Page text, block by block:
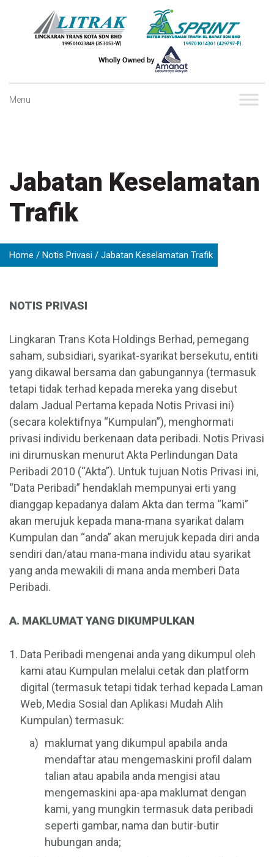
Menu
Jabatan Keselamatan
Trafik
Home Notis Privasi Jabatan Keselamatan Trafik
NOTIS PRIVASI
Lingkaran Trans Kota Holdings Berhad, pemegang
saham, subsidiari, syarikat-syarikat bersekutu, entiti
yang dikawal bersama dan gabungannya (termasuk
tetapi tidak terhad kepada mereka yang disebut
dalam Jadual Pertama kepada Notis Privasi ini)
(secara kolektifnya “Kumpulan”), menghormati
privasi individu berkenaan data peribadi. Notis Privasi
ini dirumuskan menurut Akta Perlindungan Data
Peribadi 2010 (“Akta”). Untuk tujuan Notis Privasi ini,
“Data Peribadi” hendaklah mempunyai erti yang
dianggap kepadanya dalam Akta dan terma “kami”
akan merujuk kepada mana-mana syarikat dalam
Kumpulan dan “anda” akan merujuk kepada diri anda
sendiri dan/atau mana-mana individu atau syarikat
yang anda mewakili di mana anda memberi Data
Peribadi.
A. MAKLUMAT YANG DIKUMPULKAN
Data Peribadi mengenai anda yang dikumpul oleh
kami atau Kumpulan melalui cetak dan platform
digital (termasuk tetapi tidak terhad kepada Laman
Web, Media Sosial dan Aplikasi Mudah Alih
Kumpulan) termasuk:
maklumat yang dikumpul apabila anda
mendaftar atau mengemaskini profil dalam
talian atau apabila anda mengisi atau
mengemaskini apa-apa maklumat dengan
kami, yang mungkin termasuk data peribadi
seperti gambar, nama dan butir-butir
hubungan anda;